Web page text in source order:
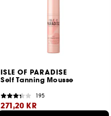
ISLE OF PARADISE
Self Tanning Mousse
195
271,20 KR